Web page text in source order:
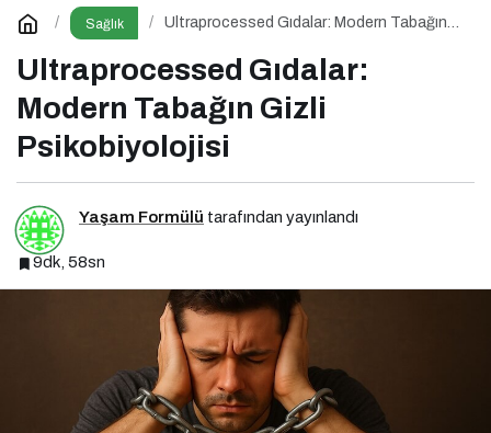
Sağlık
Ultraprocessed Gıdalar: Modern Tabağın
Ultraprocessed Gıdalar:
Modern Tabağın Gizli
Psikobiyolojisi
Yaşam Formülü tarafından yayınlandı
9dk, 58sn